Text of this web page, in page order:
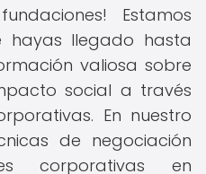
Estamos
hayas llegado hasta
valiosa sobre
social a través
En nuestro
de negociación
corporativas en